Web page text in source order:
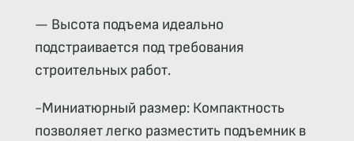
— Высота подъема идеально
подстраивается под требования
строительных работ.
-Миниатюрный размер: Компактность
позволяет легко разместить подъемник в